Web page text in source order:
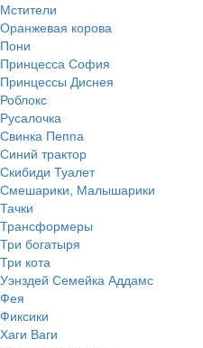
Мстители
Оранжевая корова
Пони
Принцесса София
Принцессы Диснея
Роблокс
Русалочка
Свинка Пеппа
Синий трактор
Скибиди Туалет
Смешарики, Малышарики
Тачки
Трансформеры
Три богатыря
Три кота
Уэнздей Семейка Аддамс
Фея
Фиксики
Хаги Ваги